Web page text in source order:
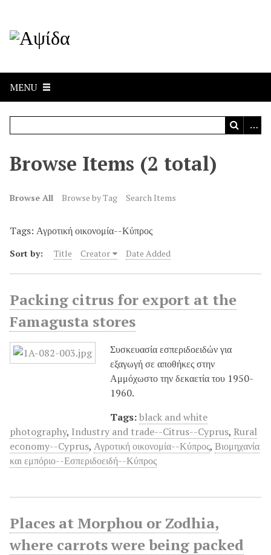
MENU
Browse Items (2 total)
Browse All Browse by Tag Search Items
Tags: Αγροτική οικονομία--Κύπρος
Sort by: Title Creator Date Added
Packing citrus for export at the
Famagusta stores
Συσκευασία εσπεριδοειδών για
εξαγωγή σε αποθήκες στην
Αμμόχωστο την δεκαετία του 1950-
1960.
Tags:black and white
photography, Industry and trade--Citrus--Cyprus, Rural
economy--Cyprus, Αγροτική οικονομία--Κύπρος, Βιομηχανία
και εμπόριο--Εσπεριδοειδή--Κύπρος
Places at Morphou or Zodhia,
where carrots were being packed